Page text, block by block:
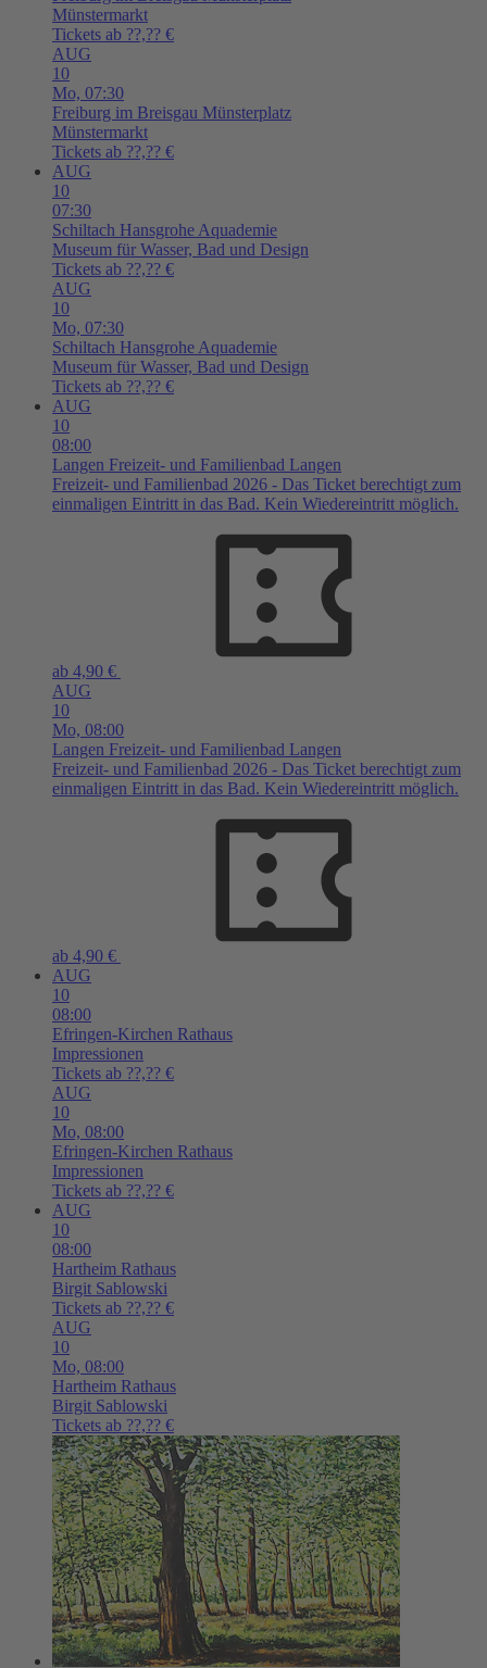
Münstermarkt
Tickets ab ??,?? €
AUG
10
Mo, 07:30
Freiburg im Breisgau Münsterplatz
Münstermarkt
Tickets ab ??,?? €
AUG
10
07:30
Schiltach Hansgrohe Aquademie
Museum für Wasser, Bad und Design
Tickets ab ??,?? €
AUG
10
Mo, 07:30
Schiltach Hansgrohe Aquademie
Museum für Wasser, Bad und Design
Tickets ab ??,?? €
AUG
10
08:00
Langen Freizeit- und Familienbad Langen
Freizeit- und Familienbad 2026 - Das Ticket berechtigt zum
einmaligen Eintritt in das Bad. Kein Wiedereintritt möglich.
ab 4,90 €
AUG
10
Mo, 08:00
Langen Freizeit- und Familienbad Langen
Freizeit- und Familienbad 2026 - Das Ticket berechtigt zum
einmaligen Eintritt in das Bad. Kein Wiedereintritt möglich.
ab 4,90 €
AUG
10
08:00
Efringen-Kirchen Rathaus
Impressionen
Tickets ab ??,?? €
AUG
10
Mo, 08:00
Efringen-Kirchen Rathaus
Impressionen
Tickets ab ??,?? €
AUG
10
08:00
Hartheim Rathaus
Birgit Sablowski
Tickets ab ??,?? €
AUG
10
Mo, 08:00
Hartheim Rathaus
Birgit Sablowski
Tickets ab ??,?? €